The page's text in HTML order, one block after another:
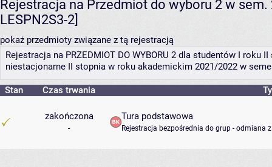
Rejestracja na Przedmiot do wyboru 2 w
LESPN2S3-2]
pokaż przedmioty związane z tą rejestracją
Rejestracja na PRZEDMIOT DO WYBORU 2 dla studentów I
niestacjonarne II stopnia w roku akademickim 2021/2022 w
Stan Czas trwania
zakończona
-
Tura podstawowa
Rejestracja bezpośrednia do grup - odmiana